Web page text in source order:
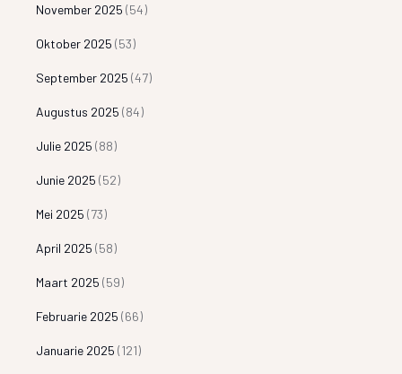
November 2025 (54)
Oktober 2025 (53)
September 2025 (47)
Augustus 2025 (84)
Julie 2025 (88)
Junie 2025 (52)
Mei 2025 (73)
April 2025 (58)
Maart 2025 (59)
Februarie 2025 (66)
Januarie 2025 (121)